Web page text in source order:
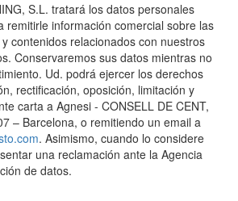
S.L. tratará los datos personales
remitirle información comercial sobre las
contenidos relacionados con nuestros
Conservaremos sus datos mientras no
Ud. podrá ejercer los derechos
rectificación, oposición, limitación y
carta a Agnesi - CONSELL DE CENT,
– Barcelona, o remitiendo un email a
. Asimismo, cuando lo considere
una reclamación ante la Agencia
de datos.